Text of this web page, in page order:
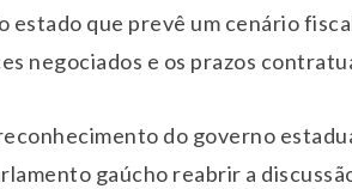
estado que prevê um cenário
negociados e os prazos
do governo
gaúcho reabrir a